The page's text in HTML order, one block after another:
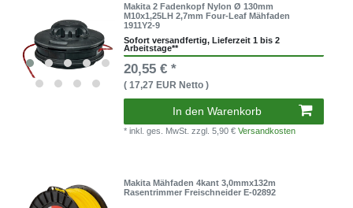
Makita 2 Fadenkopf Nylon Ø 130mm
M10x1,25LH 2,7mm Four-Leaf Mähfaden
1911Y2-9
Sofort versandfertig, Lieferzeit 1 bis 2
Arbeitstage**
20,55 € *
( 17,27 EUR Netto )
In den Warenkorb
* inkl. ges. MwSt.zzgl. 5,90 €Versandkosten
Makita Mähfaden 4kant 3,0mmx132m
Rasentrimmer Freischneider E-02892